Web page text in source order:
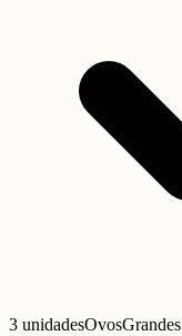
3 unidadesOvosGrandes